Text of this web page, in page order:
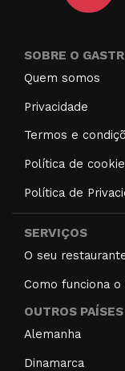
SOBRE O
Quem somos
Privacidade
Termos e
Política de
Política de
SERVIÇOS
O seu
Como funciona o
OUTROS PAÍSES
Alemanha
Dinamarca